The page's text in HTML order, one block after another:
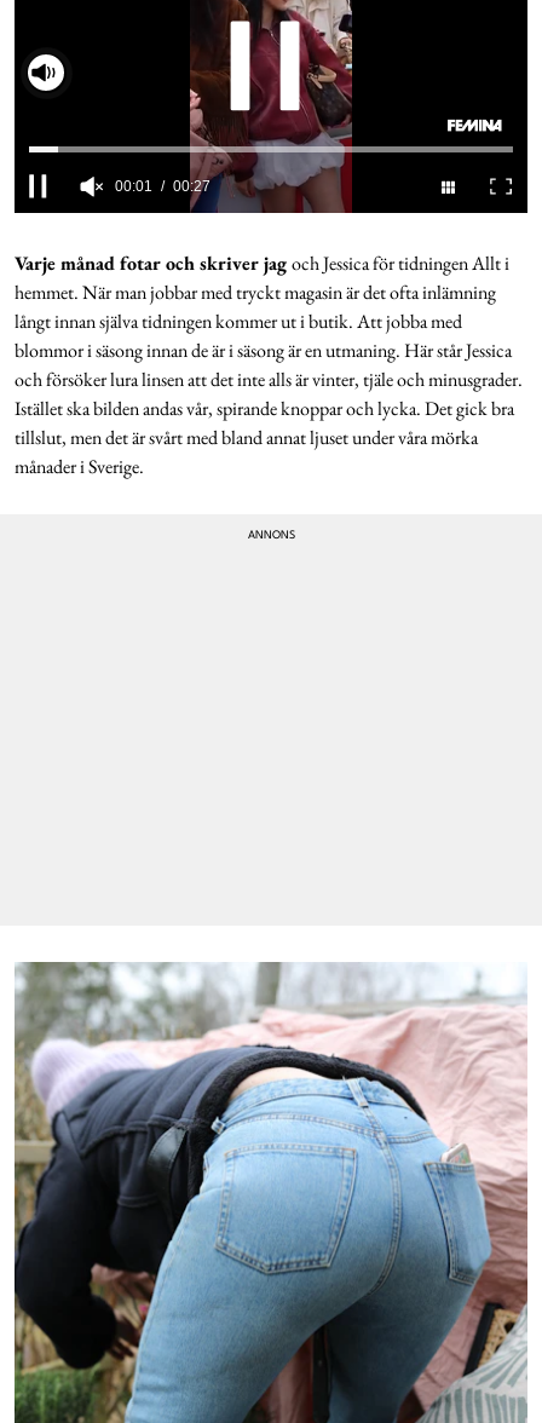
Cookies
Integritetspolicy
Alla Ämnen
of
seconds
00:02 00:27
Varje månad fotar och skriver jagoch Jessica för tidningen Allt i
hemmet. När man jobbar med tryckt magasin är det ofta inlämning
långt innan själva tidningen kommer ut i butik. Att jobba med
blommor i säsong innan de är i säsong är en utmaning. Här står Jessica
och försöker lura linsen att det inte alls är vinter, tjäle och minusgrader.
Istället ska bilden andas vår, spirande knoppar och lycka. Det gick bra
tillslut, men det är svårt med bland annat ljuset under våra mörka
månader i Sverige.